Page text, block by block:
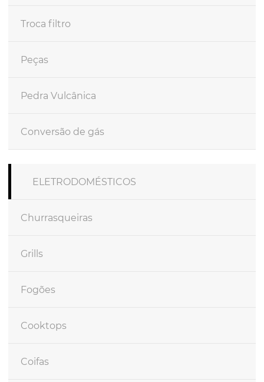
Troca filtro
Peças
Pedra Vulcânica
Conversão de gás
ELETRODOMÉSTICOS
Churrasqueiras
Grills
Fogões
Cooktops
Coifas